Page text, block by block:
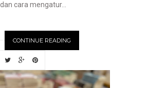
dan cara mengatur...
CONTINUE READING